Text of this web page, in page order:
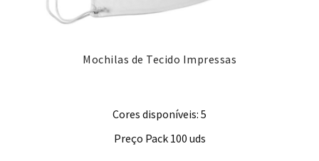
Mochilas de Tecido Impressas
Cores disponíveis: 5
Preço Pack 100 uds